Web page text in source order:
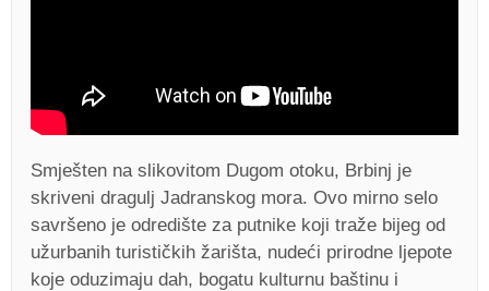
Smješten na slikovitom Dugom otoku, Brbinj je
skriveni dragulj Jadranskog mora. Ovo mirno selo
savršeno je odredište za putnike koji traže bijeg od
užurbanih turističkih žarišta, nudeći prirodne ljepote
koje oduzimaju dah, bogatu kulturnu baštinu i